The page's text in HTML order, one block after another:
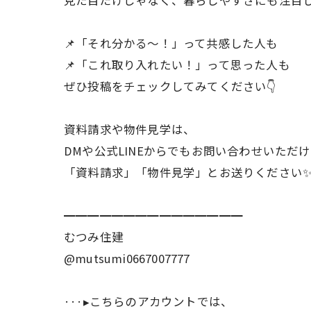
📌「それ分かる〜！」って共感した人も
📌「これ取り入れたい！」って思った人も
ぜひ投稿をチェックしてみてください👇
資料請求や物件見学は、
DMや公式LINEからでもお問い合わせいただけ
「資料請求」「物件見学」とお送りください✨
━━━━━━━━━━━━━━━
むつみ住建
@mutsumi0667007777
···▸こちらのアカウントでは、